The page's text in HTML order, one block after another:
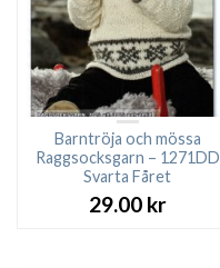
Barntröja och mössa
Raggsocksgarn – 1271DD
Svarta Fåret
29.00 kr